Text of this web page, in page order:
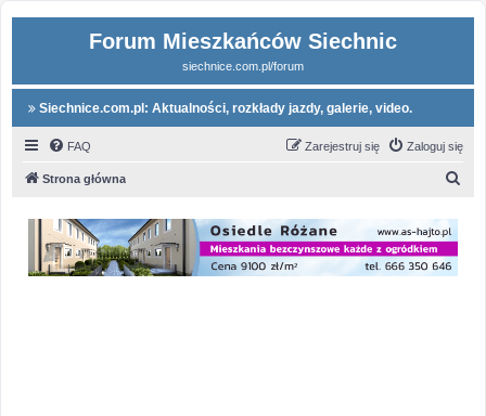
Forum Mieszkańców Siechnic
siechnice.com.pl/forum
Siechnice.com.pl: Aktualności, rozkłady jazdy, galerie, video.
FAQ Zaloguj się
Zarejestruj się
Strona główna